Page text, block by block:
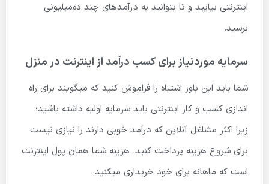
اینترنتی بیایید و تا بتوانید به درآمدهای چند ده‌میلیونی
برسید.
سرمایه موردنیاز برای کسب درآمد از اینترنت در منزل
شما باید این باور اشتباه را فراموش کنید که میگویند برای راه
اندازی کسب و کار اینترنتی باید سرمایه اولیه داشته باشید؛
زیرا اکثر مشاغل آنلاین که درآمد خوبی دارند را نیازی نیست
برای شروع هزینه پرداخت کنید. هزینه شما همان پول اینترنت
است که ماهانه برای خود خریداری میکنید.